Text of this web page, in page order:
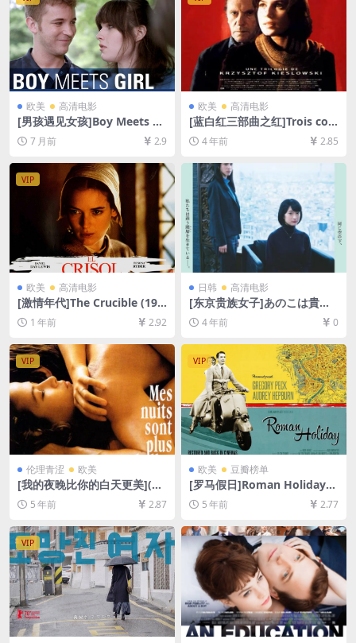
欧美 高清电影
[男孩遇见女孩]Boy Meets Gi
rl (2014)[百度网盘+夸克网盘
1080P超清未删减资源][网盘
英字幕]
7 月前 2.9
欧美 高清电影
[蓝白红三部曲之红]Trois coul
eurs: Rouge (1994)[百度网
盘+迅雷云盘资源1080P超清
幕]
4 年前 2.85
VIP
欧美 高清电影
[激情年代]The Crucible (199
6)[百度网盘+夸克网盘1080P
超清未删减资源][网盘在线播
放/下载][MP4/8.6GB][中文字
幕]
1 年前 2.92
日韩 高清电影
[东京贵族女子]あのこは貴族
(2021)[百度网盘+迅雷云盘资
源1080P超清未删减][MP4/7.
9GB][日语中字]
4 年前 0
VIP
伦理青涩 欧美
[我的夜晚比你的白天更美](19
89)[百度网盘+迅雷云盘资源1
080P超清未删减][MP4/6.6G
B][中英字幕]
5 年前 2.87
VIP
欧美 豆瓣榜单
[罗马假日]Roman Holiday
(1953)[百度网盘+迅雷云盘资
源1080P超清未删减][MP4/7.
5GB][中英字幕]
5 年前 2.77
VIP